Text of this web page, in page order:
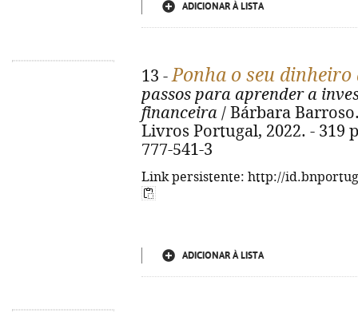
ADICIONAR À LISTA
13 -Ponha o seu
passos para aprender a
financeira / Bárbara
Livros Portugal, 2022. - 319
777-541-3
Link persistente: http://
ADICIONAR À LISTA